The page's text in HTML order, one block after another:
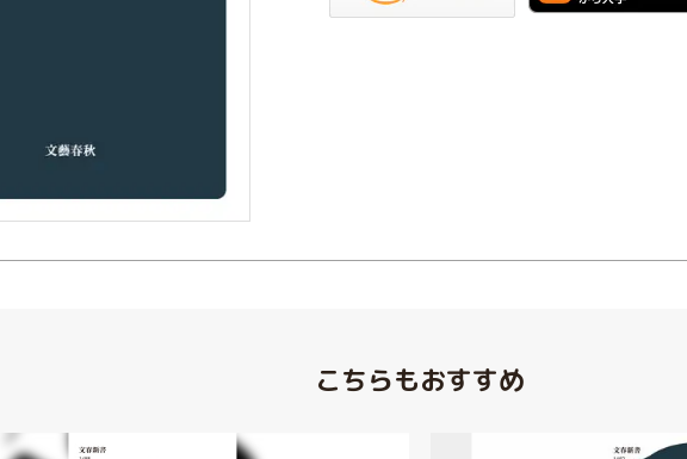
こちらもおすすめ